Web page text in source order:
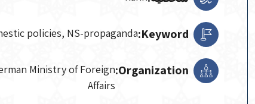
Keyword:
policies, NS-propaganda
Organization:
Ministry of Foreign
Affairs